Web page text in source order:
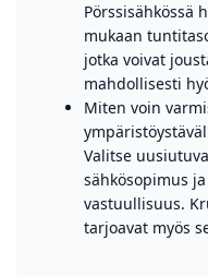
Pörssisähkössä
mukaan
jotka voivat
mahdollisesti
Miten voin
Valitse
sähkösopimus
vastuullisuus.
tarjoavat myös